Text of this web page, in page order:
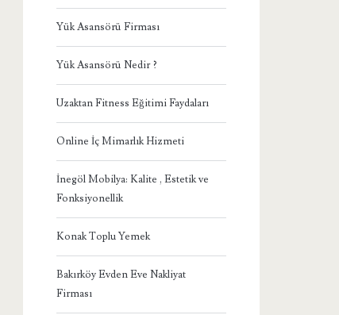
Yük Asansörü Firması
Yük Asansörü Nedir ?
Uzaktan Fitness Eğitimi Faydaları
Online İç Mimarlık Hizmeti
İnegöl Mobilya: Kalite , Estetik ve
Fonksiyonellik
Konak Toplu Yemek
Bakırköy Evden Eve Nakliyat
Firması